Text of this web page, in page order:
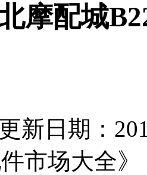
摩配城
新日期：
市场大全